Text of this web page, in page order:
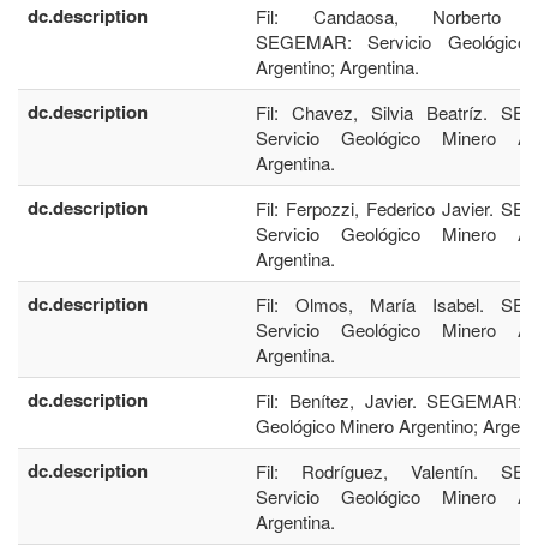
dc.description
Fil: Candaosa, Norberto
SEGEMAR: Servicio Geológico
Argentino; Argentina.
dc.description
Fil: Chavez, Silvia Beatríz.
Servicio Geológico Minero
Argentina.
dc.description
Fil: Ferpozzi, Federico Javier.
Servicio Geológico Minero
Argentina.
dc.description
Fil: Olmos, María Isabel.
Servicio Geológico Minero
Argentina.
dc.description
Fil: Benítez, Javier. SEGEMAR:
Geológico Minero Argentino;
dc.description
Fil: Rodríguez, Valentín.
Servicio Geológico Minero
Argentina.